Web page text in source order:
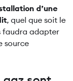
d’une
, quel que soit le
faudra adapter
source